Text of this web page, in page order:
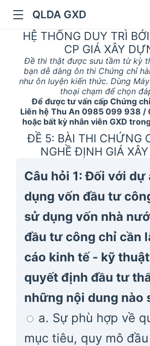
QLDA GXD
HỆ THỐNG DUY TRÌ
CP GIÁ XÂY
Đề thi thật được sưu tầm từ kỳ
bạn dễ dàng ôn thi Chứng chỉ
như ôn luyện kiến thức. Dùng
thoại chạm để chọn
Để được tư vấn cấp Chứng
Liên hệ Thu An 0985 099 938
hoặc bất kỳ nhân viên GXD
ĐỀ 5: BÀI THI CHỨNG
NGHỀ ĐỊNH GIÁ
Câu hỏi 1: Đối với dự
dụng vốn đầu tư
sử dụng vốn nhà
đầu tư công chỉ cần
cáo kinh tế - kỹ
quyết định đầu tư
những nội dung nào
a. Sự phù hợp về
mục tiêu, quy mô